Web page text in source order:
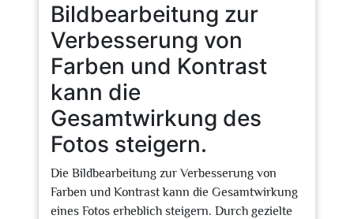
Bildbearbeitung zur
Verbesserung von
Farben und Kontrast
kann die
Gesamtwirkung des
Fotos steigern.
Die Bildbearbeitung zur Verbesserung von
Farben und Kontrast kann die Gesamtwirkung
eines Fotos erheblich steigern. Durch gezielte